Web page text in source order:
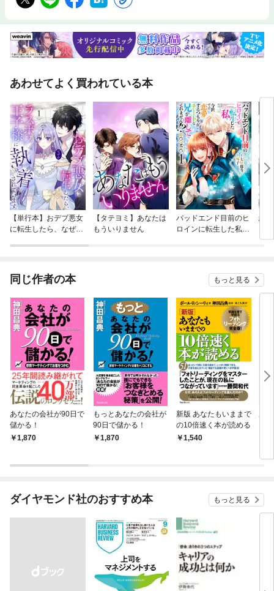
あわせてよく買われている本
【単行本】おデブ悪女
に転生したら、なぜか
【タテヨミ】あなたは
もういりません
バッドエンド目前のヒ
ロインに転生した私、
結
同じ作者の本 もっと見る
あなたの会社が90日で
儲かる！
1,870
もっとあなたの会社が
90日で儲かる！
1,870
新版 あなたもいままで
の10倍速く本が読める
1,540
ダイヤモンド社のおすすめ本 もっと見る